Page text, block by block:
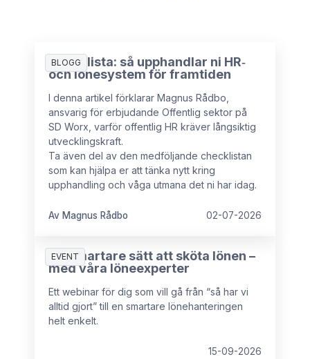
BLOGG
Checklista: så upphandlar ni HR‑
och lönesystem för framtiden
I denna artikel förklarar Magnus Rådbo,
ansvarig för erbjudande Offentlig sektor på
SD Worx, varför offentlig HR kräver långsiktig
utvecklingskraft.
Ta även del av den medföljande checklistan
som kan hjälpa er att tänka nytt kring
upphandling och våga utmana det ni har idag.
Av Magnus Rådbo 02-07-2026
EVENT
Ett smartare sätt att sköta lönen –
med våra löneexperter
Ett webinar för dig som vill gå från “så har vi
alltid gjort” till en smartare lönehanteringen
helt enkelt.
15-09-2026